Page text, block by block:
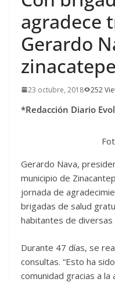
agradece
Gerardo
23 octubre, 2018 252
*Redacción Diario
Gerardo Nava,
municipio de
jornada de
brigadas de salud
habitantes de diversas
Durante 47 días, se
consultas. “Esto ha
comunidad gracias a la